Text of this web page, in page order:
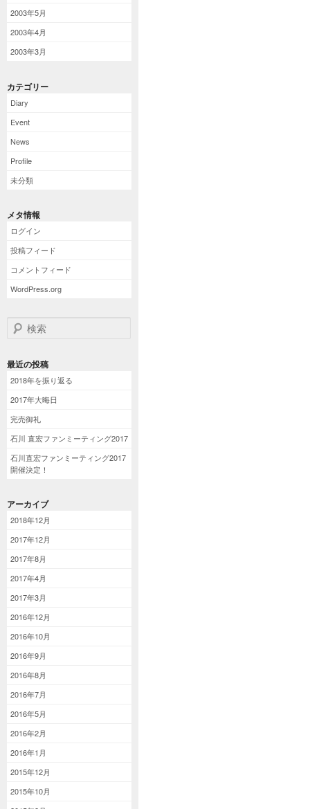
2003年5月
2003年4月
2003年3月
カテゴリー
Diary
Event
News
Profile
未分類
メタ情報
ログイン
投稿フィード
コメントフィード
WordPress.org
検索
最近の投稿
2018年を振り返る
2017年大晦日
完売御礼
石川 直宏ファンミーティング2017
石川直宏ファンミーティング2017
開催決定！
アーカイブ
2018年12月
2017年12月
2017年8月
2017年4月
2017年3月
2016年12月
2016年10月
2016年9月
2016年8月
2016年7月
2016年5月
2016年2月
2016年1月
2015年12月
2015年10月